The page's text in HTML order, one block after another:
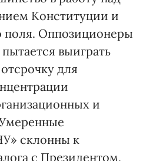
Конституции и
поля. Оппозиционеры
выиграть
для
и
склонны к
с Президентом,